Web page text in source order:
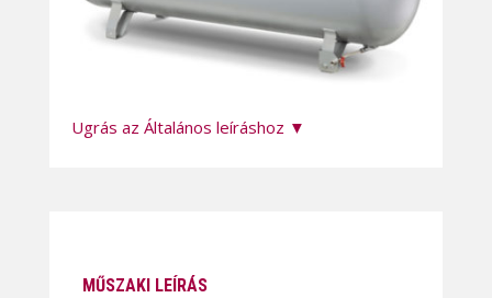
Ugrás az Általános leíráshoz ▼
MŰSZAKI LEÍRÁS